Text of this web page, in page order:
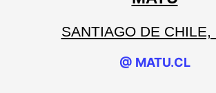
SANTIAGO DE CHILE,
@ MATU.CL